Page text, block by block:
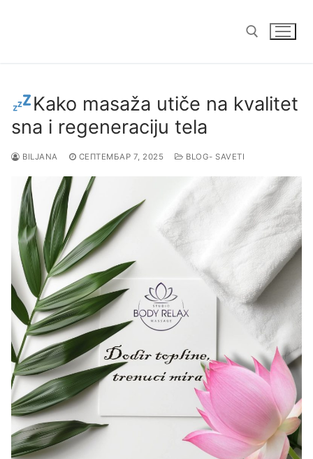
Kako masaža utiče na kvalitet
sna i regeneraciju tela
BILJANA СЕПТЕМБАР 7, 2025 BLOG- SAVETI